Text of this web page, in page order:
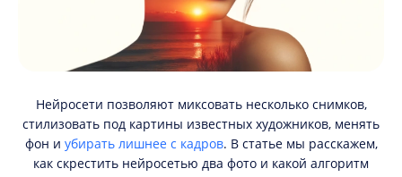
Нейросети позволяют миксовать несколько снимков,
стилизовать под картины известных художников, менять
фон и убирать лишнее с кадров. В статье мы расскажем,
как скрестить нейросетью два фото и какой алгоритм